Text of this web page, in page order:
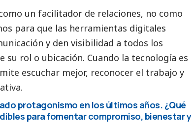
un facilitador de relaciones, no como
para que las herramientas digitales
y den visibilidad a todos los
su rol o ubicación. Cuando la tecnología es
escuchar mejor, reconocer el trabajo y
protagonismo en los últimos años. ¿Qué
para fomentar compromiso, bienestar y